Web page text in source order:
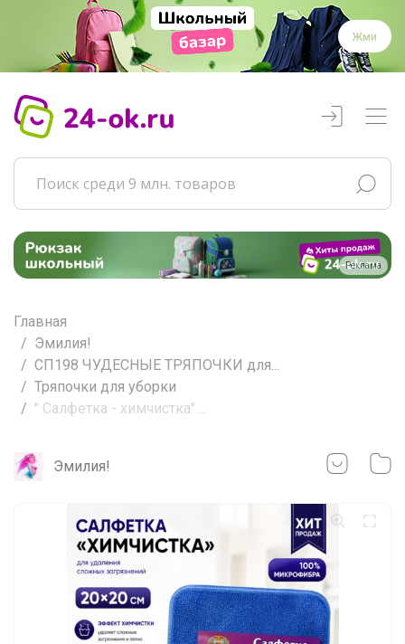
Жми
Реклама
Главная
Эмилия!
СП198 ЧУДЕСНЫЕ ТРЯПОЧКИ для...
Тряпочки для уборки
" Салфетка - химчистка" ...
Эмилия!